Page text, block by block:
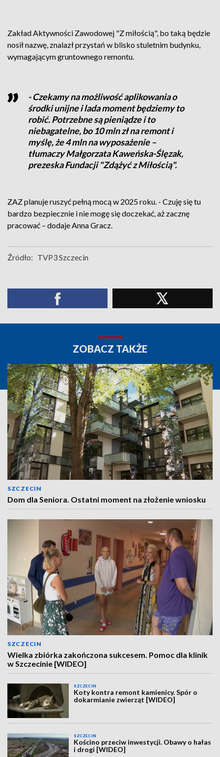
Zakład Aktywności Zawodowej "Z miłością", bo taką będzie
nosił nazwę, znalazł przystań w blisko stuletnim budynku,
wymagającym gruntownego remontu.
- Czekamy na możliwość aplikowania o
środki unijne i lada moment będziemy to
robić. Potrzebne są pieniądze i to
niebagatelne, bo 10 mln zł na remont i
myślę, że 4 mln na wyposażenie –
tłumaczy Małgorzata Kaweńska-Ślęzak,
prezeska Fundacji "Zdążyć z Miłością".
ZAZ planuje ruszyć pełną mocą w 2025 roku. - Czuję się tu
bardzo bezpiecznie i nie mogę się doczekać, aż zacznę
pracować – dodaje Anna Gracz.
Źródło: TVP3 Szczecin
ZOBACZ TAKŻE
SZCZECIN
Dom dla Seniora. Ostatni moment na złożenie wniosku
SZCZECIN
Wielka zbiórka zakończona sukcesem. Pomoc dla klinik
w Szczecinie [WIDEO]
SZCZECIN
Koty kontra remont kamienicy. Spór o
dokarmianie zwierząt [WIDEO]
SZCZECIN
Kościno przeciw inwestycji. Obawy o hałas
i drogi [WIDEO]